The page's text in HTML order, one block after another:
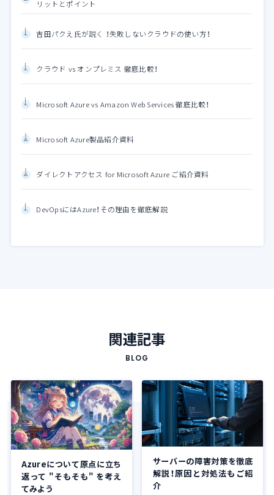
リットとポイント
吉田パクえ氏が説く ！失敗しないクラウドの使い方！
クラウド vs オンプレミス 徹底比較！
Microsoft Azure vs Amazon Web Services 徹底比較！
Microsoft Azure製品紹介資料
ダイレクトアクセス for Microsoft Azure ご紹介資料
DevOpsにはAzure！その理由を徹底解説
関連記事
BLOG
Azureについて原点に立ち
返って "そもそも" を考え
てみよう
サーバーの障害対策を徹底
解説！原因と対処法もご紹
介